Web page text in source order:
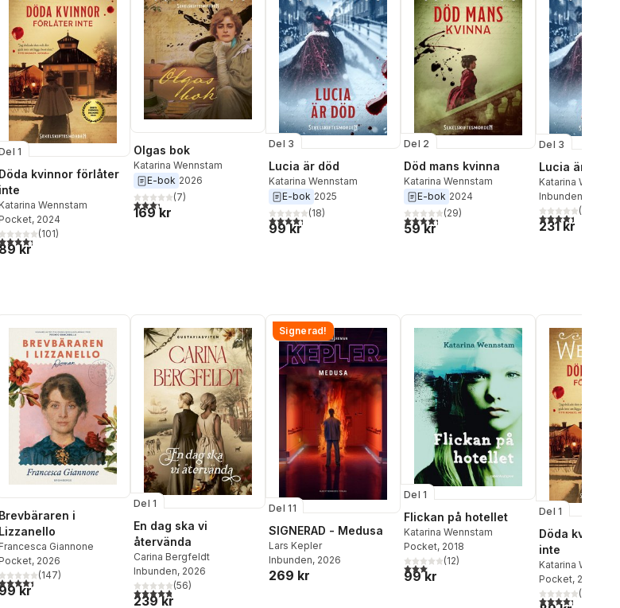
1
Döda kvinnor förlåter
inte
Katarina Wennstam
Pocket, 2024
utav 5 stjärnor. Totalt antal röster:
(101)
89 kr
Olgas bok
Katarina Wennstam
E-bok 2026
3,3utav 5 stjärnor. Totalt antal röster:
(7)
169 kr
Del 3
Lucia är död
Katarina Wennstam
E-bok 2025
4,3utav 5 stjärnor. Totalt antal röster:
(18)
99 kr
Del 2
Död mans kvinna
Katarina Wennstam
E-bok 2024
4,3utav 5 stjärnor. Totalt antal röster:
(29)
59 kr
Del 3
Lucia är död
Katarina
Inbunden
4,4utav 5(
231 kr
röster:
Brevbäraren i
Lizzanello
Francesca Giannone
Pocket, 2026
utav 5 stjärnor. Totalt antal röster:
(147)
99 kr
Del 1
En dag ska vi
återvända
Carina Bergfeldt
Inbunden, 2026
4,8utav 5 stjärnor. Totalt antal röster:
(56)
239 kr
Signerad!
Del 11
SIGNERAD - Medusa
Lars Kepler
Inbunden, 2026
269 kr
Del 1
Flickan på hotellet
Katarina Wennstam
Pocket, 2018
3,0utav 5 stjärnor. Totalt antal röster:
(12)
99 kr
Del 1
Döda kvinnor
inte
Katarina
Pocket, 2024
4,3utav 5(